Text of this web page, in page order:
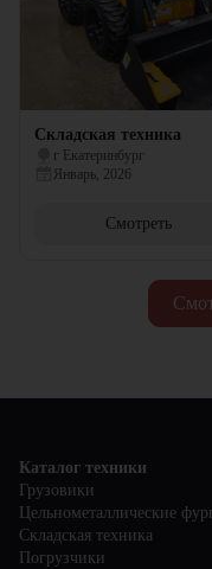
Складская техника
г Екатеринбург
Январь, 2026
Смотреть
Каталог техники
Грузовики
Цельнометаллические
Складская техника
Погрузчики